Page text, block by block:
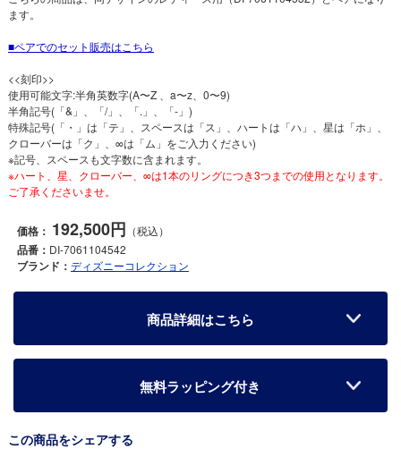
ます。
ペアでのセット販売はこちら
<<刻印>>
使用可能文字:半角英数字(A〜Z 、a〜z、0〜9)
半角記号(「&」、「/」、「.」、「-」)
特殊記号(「・」は「テ」、スペースは「ス」、ハートは「ハ」、星は「ホ」、
クローバーは「ク」、∞は「ム」をご入力ください)
※記号、スペースも文字数に含まれます。
※ハート、星、クローバー、∞は1本のリングにつき3つまでの使用となります。
ご了承くださいませ。
価格： 192,500円 （税込）
品番： DI-7061104542
ブランド： ディズニーコレクション
商品詳細はこちら
無料ラッピング付き
この商品をシェアする